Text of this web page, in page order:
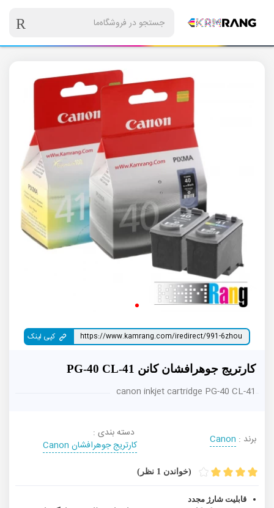
کپی لینک
کارتریج جوهرافشان کانن PG-40 CL-41
canon inkjet cartridge PG-40 CL-41
برند : Canon
دسته بندی :
کارتریج جوهرافشان Canon
(خواندن 1 نظر)
قابلیت شارژ مجدد